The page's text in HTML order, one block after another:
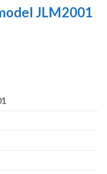
JLM2001